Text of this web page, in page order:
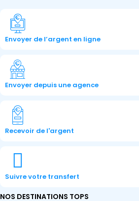
Envoyer de l’argent en ligne
Envoyer depuis une agence
Recevoir de l'argent​
Suivre votre transfert
NOS DESTINATIONS TOPS